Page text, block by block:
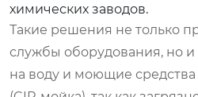
химических заводов.
Такие решения не только
службы оборудования, но
на воду и моющие